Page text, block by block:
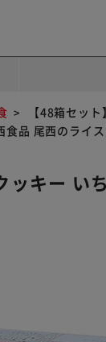
【48箱セッ
食品 尾西のライ
ッキー い